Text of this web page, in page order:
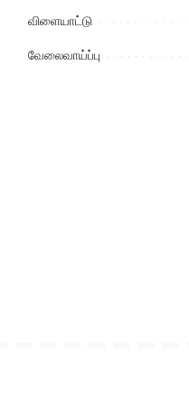
விளையாட்டு
வேலைவாய்ப்பு